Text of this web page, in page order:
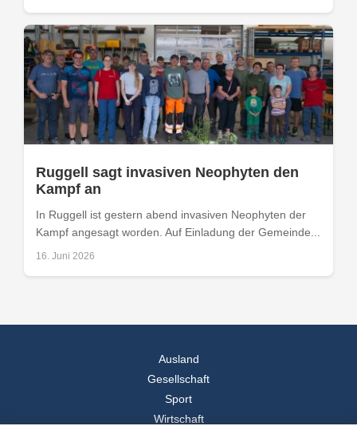
Ruggell sagt invasiven Neophyten den
Kampf an
In Ruggell ist gestern abend invasiven Neophyten der
Kampf angesagt worden. Auf Einladung der Gemeinde...
16. Juni 2026
Ausland
Gesellschaft
Sport
Wirtschaft